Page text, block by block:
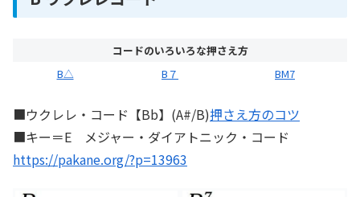
コードのいろいろな押さえ方
B△
B７ BM7
■ウクレレ・コード【Bb】(A#/B)押さえ方のコツ
■キー＝E メジャー・ダイアトニック・コード
https://pakane.org/?p=13963